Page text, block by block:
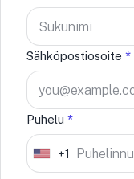
Sähköpostiosoite *
Puhelu *
U
+1